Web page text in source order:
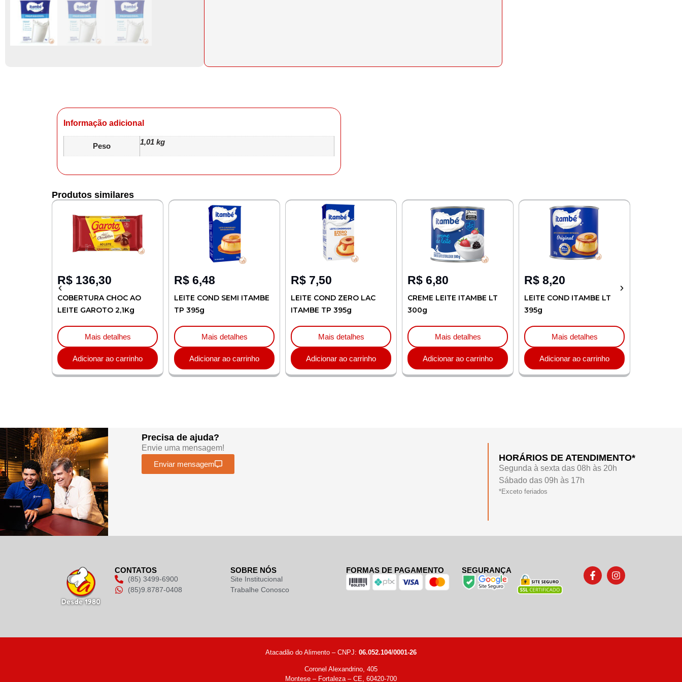
Informação adicional
Peso 1,01 kg
Produtos similares
136,30
COBERTURA CHOC AO
LEITE GAROTO 2,1Kg
Mais detalhes
Adicionar ao carrinho
6,48
LEITE COND SEMI ITAMBE
TP 395g
Mais detalhes
Adicionar ao carrinho
7,50
LEITE COND ZERO LAC
ITAMBE TP 395g
Mais detalhes
Adicionar ao carrinho
6,80
CREME LEITE ITAMBE LT
300g
Mais detalhes
Adicionar ao carrinho
8,20
LEITE COND ITAMBE LT
395g
Mais detalhes
Adicionar ao carrinho
Precisa de ajuda?
Envie uma mensagem!
Enviar mensagem
HORÁRIOS DE ATENDIMENTO*
Segunda à sexta das 08h às 20h
Sábado das 09h às 17h
*Exceto feriados
(85) 3499-6900
(85)9.8787-0408
CONTATOS SOBRE NÓS
Site Institucional
Trabalhe Conosco
FORMAS DE PAGAMENTO SEGURANÇA
Atacadão do Alimento – CNPJ: 06.052.104/0001-26
Coronel Alexandrino, 405
Montese – Fortaleza – CE, 60420-700